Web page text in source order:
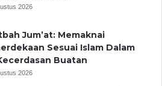
2026
Jum’at: Memaknai
Sesuai Islam Dalam
Buatan
2026